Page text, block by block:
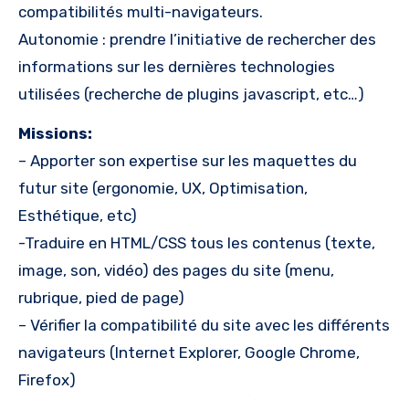
compatibilités multi-navigateurs.
Autonomie : prendre l’initiative de rechercher des
informations sur les dernières technologies
utilisées (recherche de plugins javascript, etc…)
Missions:
– Apporter son expertise sur les maquettes du
futur site (ergonomie, UX, Optimisation,
Esthétique, etc)
-Traduire en HTML/CSS tous les contenus (texte,
image, son, vidéo) des pages du site (menu,
rubrique, pied de page)
– Vérifier la compatibilité du site avec les différents
navigateurs (Internet Explorer, Google Chrome,
Firefox)